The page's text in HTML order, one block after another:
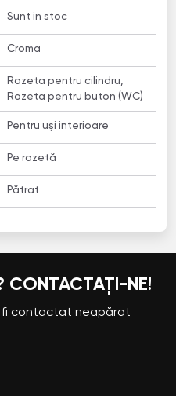
Sunt in stoc
Croma
Rozeta pentru cilindru,
Rozeta pentru buton (WC)
Pentru uși interioare
Pe rozetă
Pătrat
CONTACTAȚI-NE!
fi contactat neapărat